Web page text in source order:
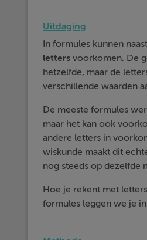
Uitdaging
In formules kunnen
letters voorkomen. De
hetzelfde, maar de
verschillende waarden
De meeste formules
maar het kan ook
andere letters in
wiskunde maakt dit
nog steeds op dezelfde
Hoe je rekent met
formules leggen we je